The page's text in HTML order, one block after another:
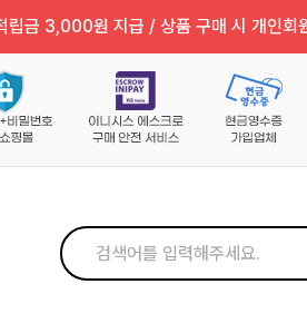
립금 3,000원 지급 / 상품 구매 시 개인